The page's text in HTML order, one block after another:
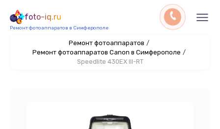
foto-iq.ru
Ремонт фотоаппаратов в Симферополе
Ремонт фотоаппаратов /
Ремонт фотоаппаратов Canon в Симферополе /
Speedlite 430EX III-RT